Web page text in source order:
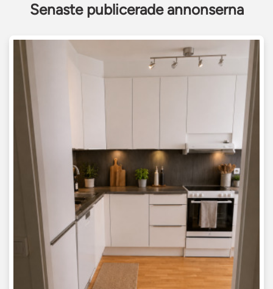
Senaste publicerade annonserna